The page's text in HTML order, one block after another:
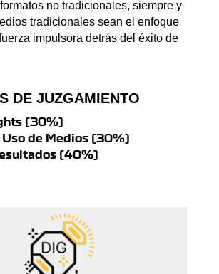
no tradicionales, siempre y
tradicionales sean el enfoque
impulsora detrás del éxito de
DE JUZGAMIENTO
(30%)
de Medios (30%)
(40%)